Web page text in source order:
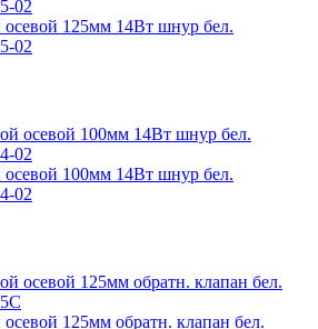
125мм 14Вт шнур бел.
02
100мм 14Вт шнур бел.
02
125мм обратн. клапан бел.